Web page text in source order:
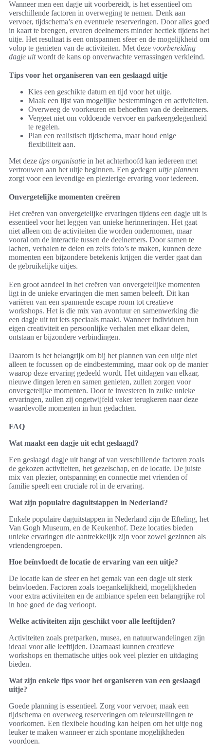
Wanneer men een dagje uit voorbereidt, is het essentieel om
verschillende factoren in overweging te nemen. Denk aan
vervoer, tijdschema’s en eventuele reserveringen. Door alles goed
in kaart te brengen, ervaren deelnemers minder hectiek tijdens het
uitje. Het resultaat is een ontspannen sfeer en de mogelijkheid om
volop te genieten van de activiteiten. Met deze voorbereiding
dagje uitwordt de kans op onverwachte verrassingen verkleind.
Tips voor het organiseren van een geslaagd uitje
Kies een geschikte datum en tijd voor het uitje.
Maak een lijst van mogelijke bestemmingen en activiteiten.
Overweeg de voorkeuren en behoeften van de deelnemers.
Vergeet niet om voldoende vervoer en parkeergelegenheid
te regelen.
Plan een realistisch tijdschema, maar houd enige
flexibiliteit aan.
Met deze tips organisatie in het achterhoofd kan iedereen met
vertrouwen aan het uitje beginnen. Een gedegen uitje plannen
zorgt voor een levendige en plezierige ervaring voor iedereen.
Onvergetelijke momenten creëren
Het creëren van onvergetelijke ervaringen tijdens een dagje uit is
essentieel voor het leggen van unieke herinneringen. Het gaat
niet alleen om de activiteiten die worden ondernomen, maar
vooral om de interactie tussen de deelnemers. Door samen te
lachen, verhalen te delen en zelfs foto’s te maken, kunnen deze
momenten een bijzondere betekenis krijgen die verder gaat dan
de gebruikelijke uitjes.
Een groot aandeel in het creëren van onvergetelijke momenten
ligt in de unieke ervaringen die men samen beleeft. Dit kan
variëren van een spannende escape room tot creatieve
workshops. Het is die mix van avontuur en samenwerking die
een dagje uit tot iets speciaals maakt. Wanneer individuen hun
eigen creativiteit en persoonlijke verhalen met elkaar delen,
ontstaan er bijzondere verbindingen.
Daarom is het belangrijk om bij het plannen van een uitje niet
alleen te focussen op de eindbestemming, maar ook op de manier
waarop deze ervaring gedeeld wordt. Het uitdagen van elkaar,
nieuwe dingen leren en samen genieten, zullen zorgen voor
onvergetelijke momenten. Door te investeren in zulke unieke
ervaringen, zullen zij ongetwijfeld vaker terugkeren naar deze
waardevolle momenten in hun gedachten.
FAQ
Wat maakt een dagje uit echt geslaagd?
Een geslaagd dagje uit hangt af van verschillende factoren zoals
de gekozen activiteiten, het gezelschap, en de locatie. De juiste
mix van plezier, ontspanning en connectie met vrienden of
familie speelt een cruciale rol in de ervaring.
Wat zijn populaire daguitstappen in Nederland?
Enkele populaire daguitstappen in Nederland zijn de Efteling, het
Van Gogh Museum, en de Keukenhof. Deze locaties bieden
unieke ervaringen die aantrekkelijk zijn voor zowel gezinnen als
vriendengroepen.
Hoe beïnvloedt de locatie de ervaring van een uitje?
De locatie kan de sfeer en het gemak van een dagje uit sterk
beïnvloeden. Factoren zoals toegankelijkheid, mogelijkheden
voor extra activiteiten en de ambiance spelen een belangrijke rol
in hoe goed de dag verloopt.
Welke activiteiten zijn geschikt voor alle leeftijden?
Activiteiten zoals pretparken, musea, en natuurwandelingen zijn
ideaal voor alle leeftijden. Daarnaast kunnen creatieve
workshops en thematische uitjes ook veel plezier en uitdaging
bieden.
Wat zijn enkele tips voor het organiseren van een geslaagd
uitje?
Goede planning is essentieel. Zorg voor vervoer, maak een
tijdschema en overweeg reserveringen om teleurstellingen te
voorkomen. Een flexibele houding kan helpen om het uitje nog
leuker te maken wanneer er zich spontane mogelijkheden
voordoen.